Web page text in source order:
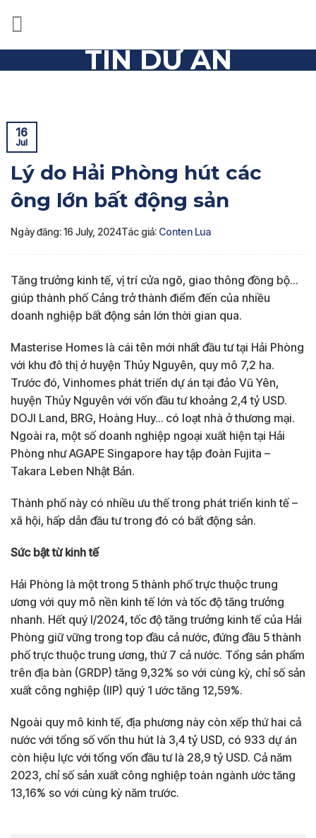
TIN DỰ ÁN
16
Jul
Lý do Hải Phòng hút các
ông lớn bất động sản
Ngày đăng: 16 July, 2024Tác giả: Conten Lua
Tăng trưởng kinh tế, vị trí cửa ngõ, giao thông đồng bộ…
giúp thành phố Cảng trở thành điểm đến của nhiều
doanh nghiệp bất động sản lớn thời gian qua.
Masterise Homes là cái tên mới nhất đầu tư tại Hải Phòng
với khu đô thị ở huyện Thủy Nguyên, quy mô 7,2 ha.
Trước đó, Vinhomes phát triển dự án tại đảo Vũ Yên,
huyện Thủy Nguyên với vốn đầu tư khoảng 2,4 tỷ USD.
DOJI Land, BRG, Hoàng Huy… có loạt nhà ở thương mại.
Ngoài ra, một số doanh nghiệp ngoại xuất hiện tại Hải
Phòng như AGAPE Singapore hay tập đoàn Fujita –
Takara Leben Nhật Bản.
Thành phố này có nhiều ưu thế trong phát triển kinh tế –
xã hội, hấp dẫn đầu tư trong đó có bất động sản.
Sức bật từ kinh tế
Hải Phòng là một trong 5 thành phố trực thuộc trung
ương với quy mô nền kinh tế lớn và tốc độ tăng trưởng
nhanh. Hết quý I/2024, tốc độ tăng trưởng kinh tế của Hải
Phòng giữ vững trong top đầu cả nước, đứng đầu 5 thành
phố trực thuộc trung ương, thứ 7 cả nước. Tổng sản phẩm
trên địa bàn (GRDP) tăng 9,32% so với cùng kỳ, chỉ số sản
xuất công nghiệp (IIP) quý 1 ước tăng 12,59%.
Ngoài quy mô kinh tế, địa phương này còn xếp thứ hai cả
nước với tổng số vốn thu hút là 3,4 tỷ USD, có 933 dự án
còn hiệu lực với tổng vốn đầu tư là 28,9 tỷ USD. Cả năm
2023, chỉ số sản xuất công nghiệp toàn ngành ước tăng
13,16% so với cùng kỳ năm trước.